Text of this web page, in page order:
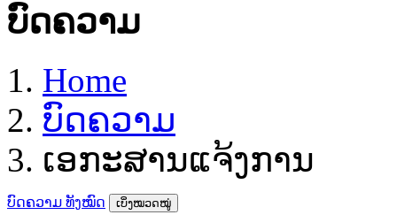
ບົດຄວາມ
Home
ບົດຄວາມ
ເອກະສານແຈ້ງການ
ບົດຄວາມ ທັງໝົດ ເບິ່ງໝວດໝູ່